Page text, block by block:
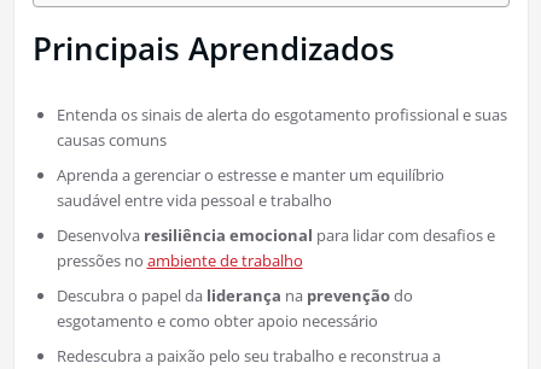
Principais Aprendizados
Entenda os sinais de alerta do esgotamento profissional e suas
causas comuns
Aprenda a gerenciar o estresse e manter um equilíbrio
saudável entre vida pessoal e trabalho
Desenvolva resiliência emocional para lidar com desafios e
pressões no ambiente de trabalho
Descubra o papel da liderança na prevençãodo
esgotamento e como obter apoio necessário
Redescubra a paixão pelo seu trabalho e reconstrua a